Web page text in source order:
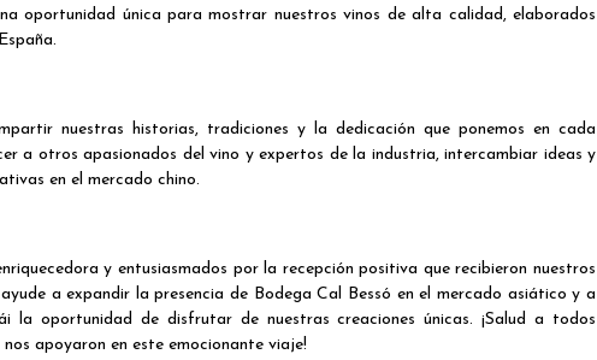
oportunidad única para mostrar nuestros vinos de alta calidad, elaborados
nuestras historias, tradiciones y la dedicación que ponemos en cada
a otros apasionados del vino y expertos de la industria, intercambiar ideas y
en el mercado chino.
y entusiasmados por la recepción positiva que recibieron nuestros
a expandir la presencia de Bodega Cal Bessó en el mercado asiático y a
la oportunidad de disfrutar de nuestras creaciones únicas. ¡Salud a todos
apoyaron en este emocionante viaje!